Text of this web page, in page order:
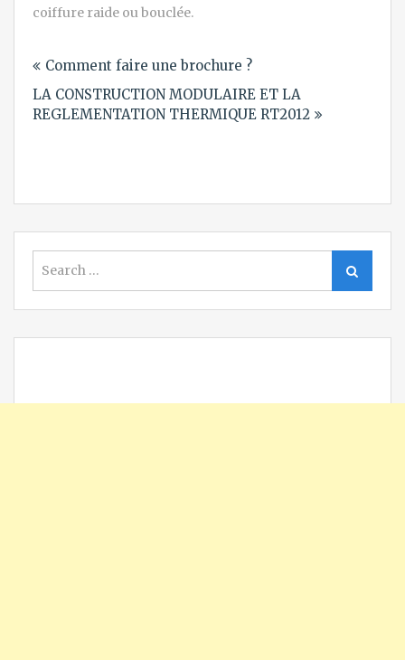
coiffure raide ou bouclée.
de
l’article
Comment faire une brochure ?
LA CONSTRUCTION MODULAIRE ET LA
REGLEMENTATION THERMIQUE RT2012
for:
Search